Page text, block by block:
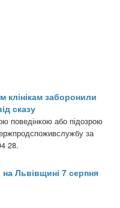
клінікам заборонили
сказу
поведінкою або підозрою
за
28.
Львівщині 7 серпня